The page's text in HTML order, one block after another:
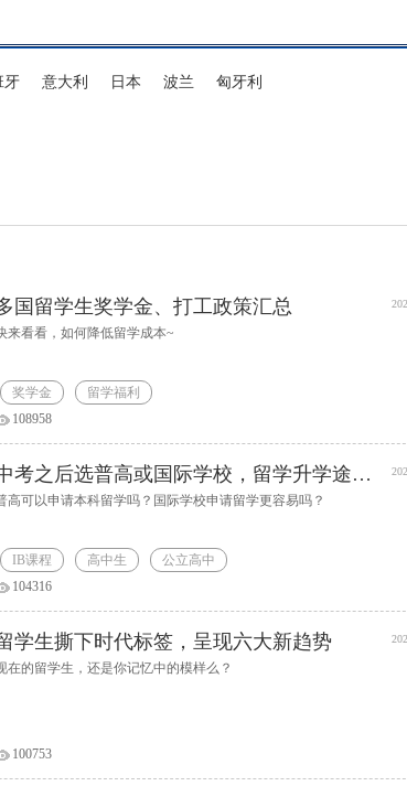
牙 意大利 日本 波兰
匈牙利
国留学生奖学金、打工政策汇总
来看看，如何降低留学成本~
奖学金
留学福利
108958
中考之后选普高或国际学校，留学升学途径解析
高可以申请本科留学吗？国际学校申请留学更容易吗？
IB课程 高中生
公立高中
104316
学生撕下时代标签，呈现六大新趋势
在的留学生，还是你记忆中的模样么？
100753